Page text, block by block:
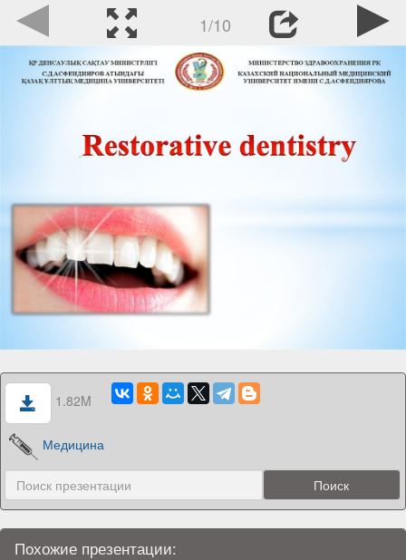
1/10
1.82M
Медицина
Похожие презентации: